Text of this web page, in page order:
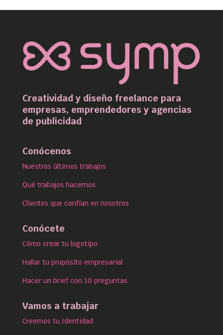
Creatividad y diseño freelance para
empresas, emprendedores y agencias
de publicidad
Conócenos
Nuestros últimos trabajos
Qué trabajos hacemos
Clientes que confían en nosotros
Conócete
Cómo crear tu logotipo
Hallar tu propósito empresarial
Hacer un brief con 10 preguntas
Vamos a trabajar
Creemos tu Identidad